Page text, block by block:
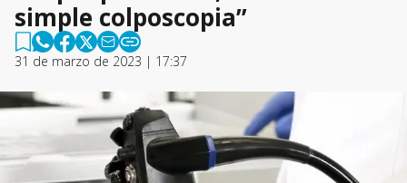
simple colposcopia”
31 de marzo de 2023 | 17:37